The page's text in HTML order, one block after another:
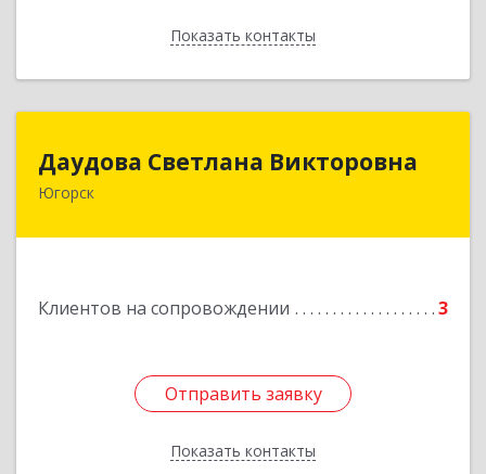
Показать контакты
Назад
Даудова Светлана Викторовна
Югорск
Клиентов на сопровождении 3
Отправить заявку
Показать контакты
Отправить заявку
Назад